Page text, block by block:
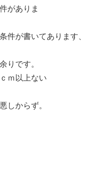
がありま
件が書いてあります、
りです。
ｍ以上ない
しからず。